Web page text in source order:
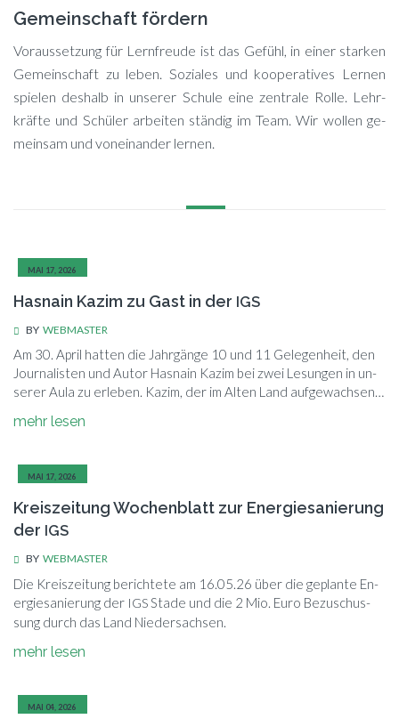
Gemeinschaft fördern
Vor­aus­set­zung für Lern­freu­de ist das Ge­fühl, in ei­ner star­ken
Ge­mein­schaft zu le­ben. So­zia­les und ko­ope­ra­ti­ves Ler­nen
spie­len des­halb in un­se­rer Schu­le eine zen­tra­le Rol­le. Lehr­
kräf­te und Schü­ler ar­bei­ten stän­dig im Team. Wir wol­len ge­
mein­sam und von­ein­an­der lernen.
MAI 17, 2026
Hasnain Kazim zu Gast in der IGS
BY WEBMASTER
Am 30. April hat­ten die Jahr­gän­ge 10 und 11 Ge­le­gen­heit, den
Jour­na­lis­ten und Au­tor Has­nain Ka­zim bei zwei Le­sun­gen in un­
se­rer Aula zu er­le­ben. Ka­zim, der im Al­ten Land aufgewachsen…
mehr le­sen
MAI 17, 2026
Kreiszeitung Wochenblatt zur Energiesanierung
der IGS
BY WEBMASTER
Die Kreis­zei­tung be­rich­te­te am 16.05.26 über die ge­plan­te En­
er­gie­sa­nie­rung der IGS Sta­de und die 2 Mio. Euro Be­zu­schus­
sung durch das Land Niedersachsen.
mehr le­sen
MAI 04, 2026